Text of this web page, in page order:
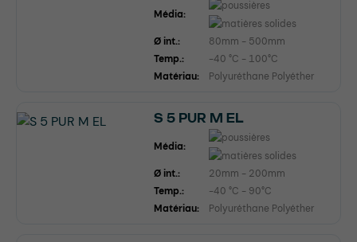
Média:
Ø int.:
80mm - 500mm
Temp.:
-40 °C - 100°C
Matériau:
Polyuréthane Polyéther
S 5 PUR M EL
Média:
Ø int.:
20mm - 200mm
Temp.:
-40 °C - 90°C
Matériau:
Polyuréthane Polyéther